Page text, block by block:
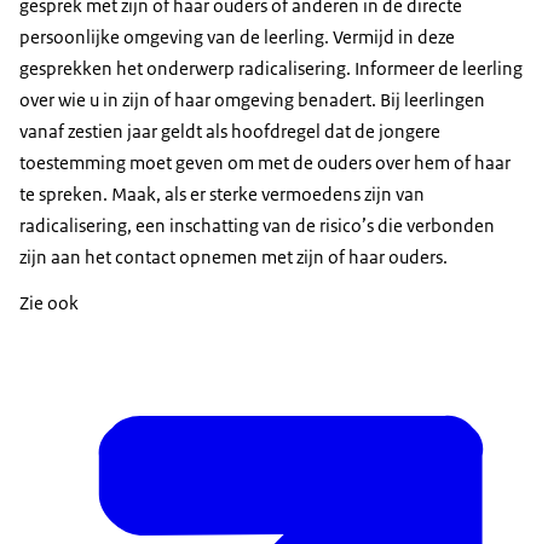
gesprek met zijn of haar ouders of anderen in de directe
persoonlijke omgeving van de leerling. Vermijd in deze
gesprekken het onderwerp radicalisering. Informeer de leerling
over wie u in zijn of haar omgeving benadert. Bij leerlingen
vanaf zestien jaar geldt als hoofdregel dat de jongere
toestemming moet geven om met de ouders over hem of haar
te spreken. Maak, als er sterke vermoedens zijn van
radicalisering, een inschatting van de risico’s die verbonden
zijn aan het contact opnemen met zijn of haar ouders.
Zie ook